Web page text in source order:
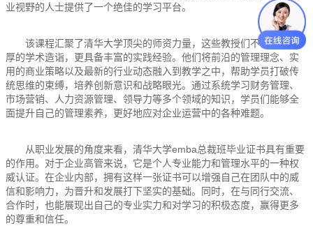
业视野的人士提供了一个绝佳的学习平台。
该课程汇聚了清华大学顶尖的师资力量，这些教授们不仅拥有深
厚的学术造诣，更具备丰富的实践经验。他们将前沿的管理理念、实
用的商业策略以及最新的行业动态融入到教学之中，帮助学员打破传
统思维的束缚，培养创新意识和战略眼光。通过系统学习财务管理、
市场营销、人力资源管理、领导力等多个领域的知识，学员们能够全
面提升自己的管理素养，更好地应对企业运营中的各种难题。
从职业发展的角度来看，清华大学emba总裁班毕业证书具有重要
的作用。对于企业高管来说，它是个人专业能力和管理水平的一种权
威认证。在企业内部，拥有这样一张证书可以增强自己在团队中的威
信和影响力，为晋升和发展打下坚实的基础。同时，在与同行交流、
合作时，也能展现出自己的专业实力和对学习的积极态度，赢得更多
的尊重和信任。